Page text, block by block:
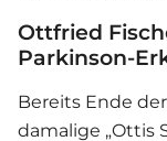
Ottfried
Parkinson-
Bereits Ende
damalige „Ottis